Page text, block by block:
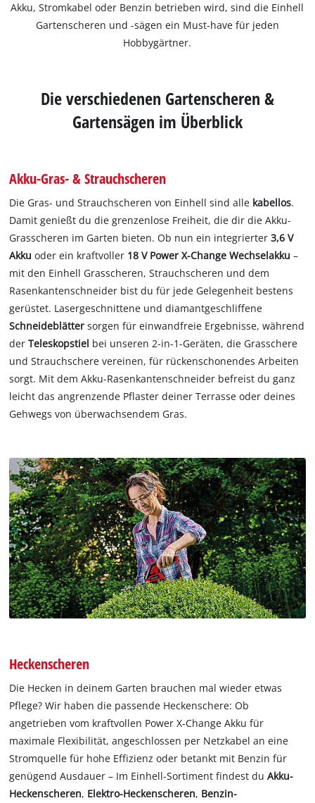
Akku, Stromkabel oder Benzin betrieben wird, sind die Einhell
Gartenscheren und -sägen ein Must-have für jeden
Hobbygärtner.
Die verschiedenen Gartenscheren &
Gartensägen im Überblick
Akku-Gras- & Strauchscheren
Die Gras- und Strauchscheren von Einhell sind alle kabellos.
Damit genießt du die grenzenlose Freiheit, die dir die Akku-
Grasscheren im Garten bieten. Ob nun ein integrierter3,6 V
Akku oder ein kraftvoller 18 V Power X-Change Wechselakku –
mit den Einhell Grasscheren, Strauchscheren und dem
Rasenkantenschneider bist du für jede Gelegenheit bestens
gerüstet. Lasergeschnittene und diamantgeschliffene
Schneideblättersorgen für einwandfreie Ergebnisse, während
derTeleskopstiel bei unseren 2-in-1-Geräten, die Grasschere
und Strauchschere vereinen, für rückenschonendes Arbeiten
sorgt. Mit dem Akku-Rasenkantenschneider befreist du ganz
leicht das angrenzende Pflaster deiner Terrasse oder deines
Gehwegs von überwachsendem Gras.
Heckenscheren
Die Hecken in deinem Garten brauchen mal wieder etwas
Pflege? Wir haben die passende Heckenschere: Ob
angetrieben vom kraftvollen Power X-Change Akku für
maximale Flexibilität, angeschlossen per Netzkabel an eine
Stromquelle für hohe Effizienz oder betankt mit Benzin für
genügend Ausdauer – Im Einhell-Sortiment findest duAkku-
Heckenscheren, Elektro-Heckenscheren, Benzin-